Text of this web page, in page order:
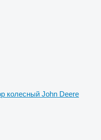
колесный John Deere